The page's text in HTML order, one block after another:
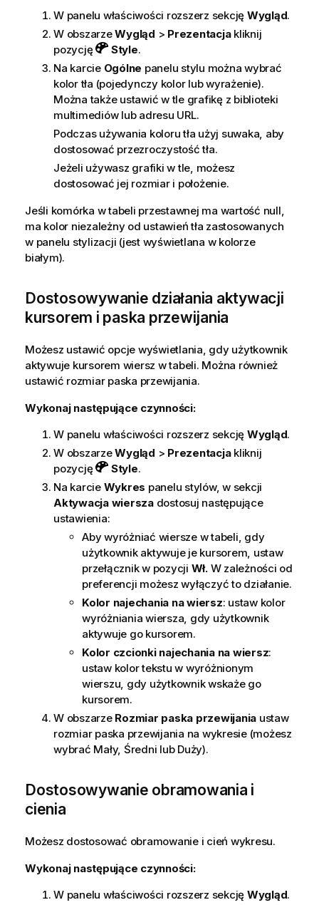
W panelu właściwości rozszerz sekcję Wygląd.
W obszarzeWygląd > Prezentacjakliknij
pozycję
Style.
Na karcie Ogólne panelu stylu można wybrać
kolor tła (pojedynczy kolor lub wyrażenie).
Można także ustawić w tle grafikę z biblioteki
multimediów lub adresu URL.
Podczas używania koloru tła użyj suwaka, aby
dostosować przezroczystość tła.
Jeżeli używasz grafiki w tle, możesz
dostosować jej rozmiar i położenie.
Jeśli komórka w tabeli przestawnej ma wartość null,
ma kolor niezależny od ustawień tła zastosowanych
w panelu stylizacji (jest wyświetlana w kolorze
białym).
Dostosowywanie działania aktywacji
kursorem i paska przewijania
Możesz ustawić opcje wyświetlania, gdy użytkownik
aktywuje kursorem wiersz w tabeli. Można również
ustawić rozmiar paska przewijania.
Wykonaj następujące czynności:
W panelu właściwości rozszerz sekcję Wygląd.
W obszarzeWygląd > Prezentacjakliknij
pozycję
Style.
Na karcie Wykres panelu stylów, w sekcji
Aktywacja wierszadostosuj następujące
ustawienia:
Aby wyróżniać wiersze w tabeli, gdy
użytkownik aktywuje je kursorem, ustaw
przełącznik w pozycji Wł.W zależności od
preferencji możesz wyłączyć to działanie.
Kolor najechania na wiersz: ustaw kolor
wyróżniania wiersza, gdy użytkownik
aktywuje go kursorem.
Kolor czcionki najechania na wiersz:
ustaw kolor tekstu w wyróżnionym
wierszu, gdy użytkownik wskaże go
kursorem.
W obszarze Rozmiar paska przewijania ustaw
rozmiar paska przewijania na wykresie (możesz
wybrać Mały, Średni lub Duży).
Dostosowywanie obramowania i
cienia
Możesz dostosować obramowanie i cień wykresu.
Wykonaj następujące czynności:
W panelu właściwości rozszerz sekcję Wygląd.